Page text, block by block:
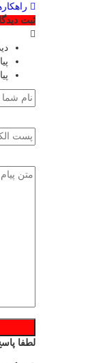
ثبت
لطفا